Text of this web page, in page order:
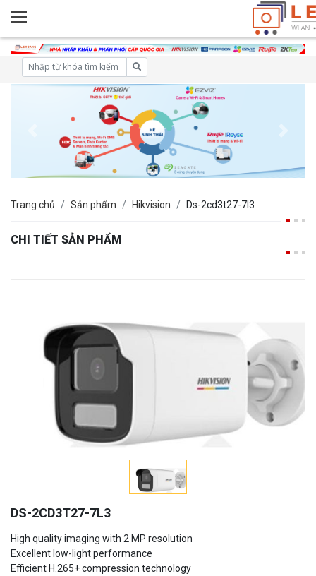
Trang chủ Sản phẩm Hikvision Ds-2cd3t27-7l3
CHI TIẾT SẢN PHẨM
DS-2CD3T27-7L3
High quality imaging with 2 MP resolution
Excellent low-light performance
Efficient H.265+ compression technology